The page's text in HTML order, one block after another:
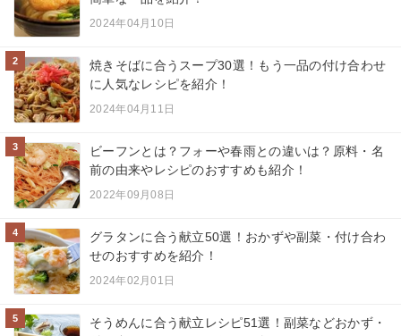
2024年04月10日
2
焼きそばに合うスープ30選！もう一品の付け合わせ
に人気なレシピを紹介！
2024年04月11日
3
ビーフンとは？フォーや春雨との違いは？原料・名
前の由来やレシピのおすすめも紹介！
2022年09月08日
4
グラタンに合う献立50選！おかずや副菜・付け合わ
せのおすすめを紹介！
2024年02月01日
5
そうめんに合う献立レシピ51選！副菜などおかず・